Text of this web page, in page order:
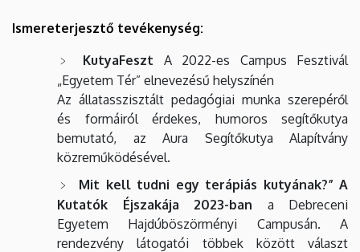
Ismereterjesztő tevékenység:
KutyaFeszt A 2022-es Campus Fesztivál
„Egyetem Tér” elnevezésű helyszínén
Az állatasszisztált pedagógiai munka szerepéről
és formáiról érdekes, humoros segítőkutya
bemutató, az Aura Segítőkutya Alapítvány
közreműködésével.
Mit kell tudni egy terápiás kutyának?” A
Kutatók Éjszakája 2023-ban a Debreceni
Egyetem Hajdúböszörményi Campusán. A
rendezvény látogatói többek között választ